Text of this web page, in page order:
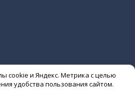
cookie и Яндекс. Метрика с целью
удобства пользования сайтом.